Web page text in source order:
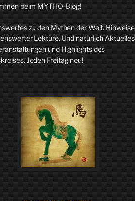
beim MYTHO-Blog!
zu den Mythen der Welt. Hinweise
Lektüre. Und natürlich Aktuelles
und Highlights des
Jeden Freitag neu!